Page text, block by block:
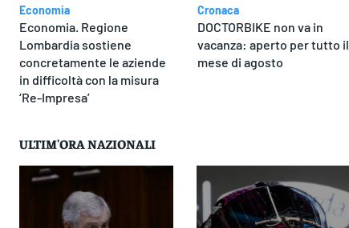
Economia
Economia. Regione
Lombardia sostiene
concretamente le aziende
in difficoltà con la misura
‘Re-Impresa’
Cronaca
DOCTORBIKE non va in
vacanza: aperto per tutto il
mese di agosto
ULTIM'ORA NAZIONALI